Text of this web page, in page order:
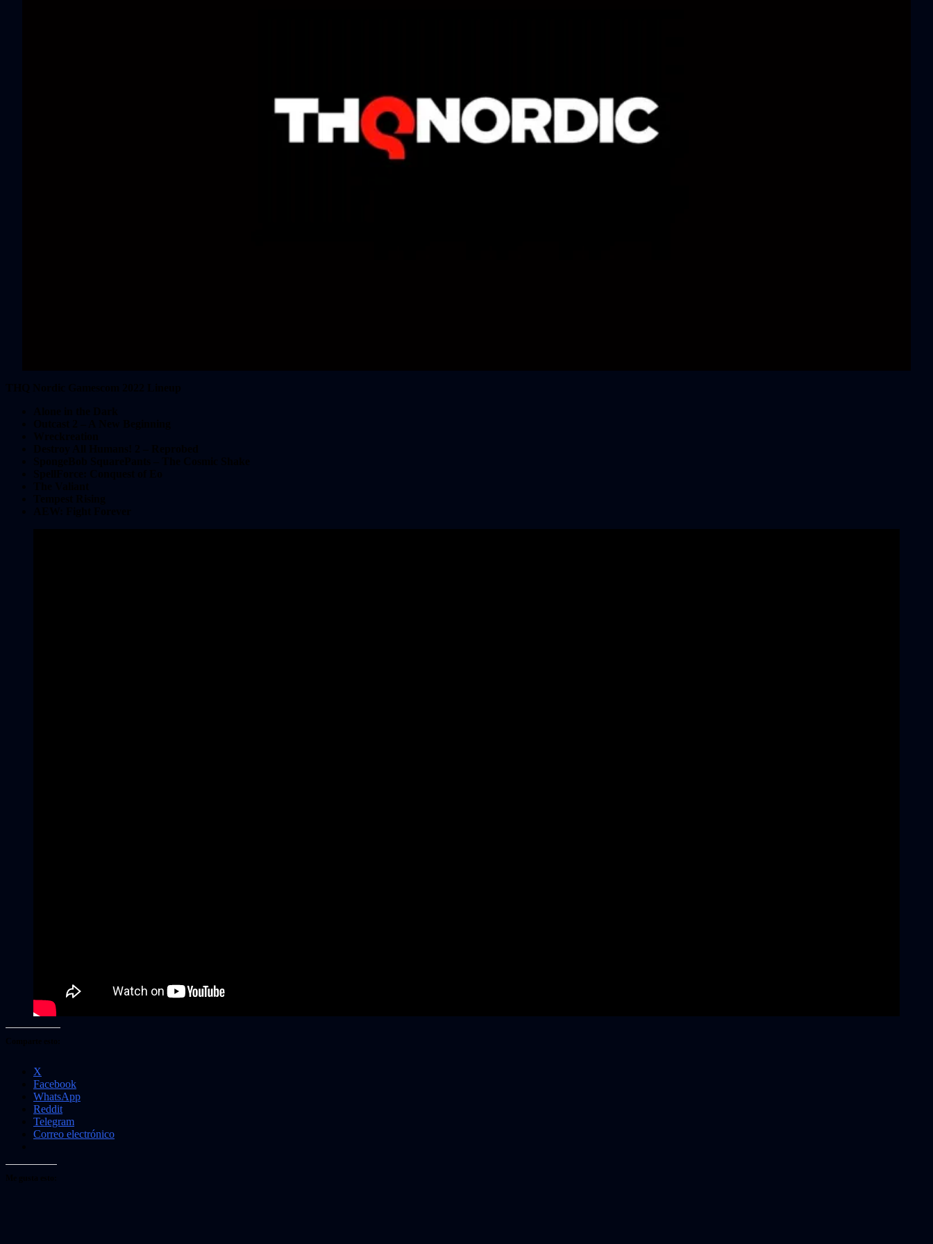
X
Facebook
WhatsApp
Reddit
Telegram
Correo electrónico